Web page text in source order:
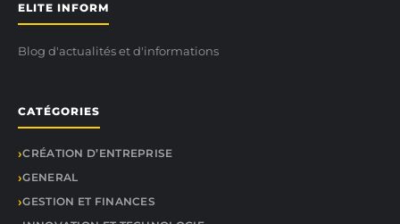
ELITE INFORM
Blog d'actualités et d'informations
CATÉGORIES
CRÉATION D’ENTREPRISE
GENERAL
GESTION ET FINANCES